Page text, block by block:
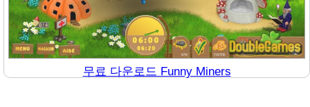
무료 다운로드 Funny Miners